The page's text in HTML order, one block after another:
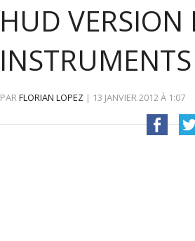
HUD VERSION
PARFLORIAN LOPEZ | 13 JANVIER 2012À 1:07